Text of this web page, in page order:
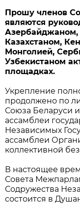
Прошу членов
являются
Казахстаном,
Монголией,
Узбекистаном
площадках.
Укрепление
продолжено по
Союза Беларуси
ассамблеи
Независимых
ассамблеи
коллективной
В настоящее
Совета
Содружества
состоится в